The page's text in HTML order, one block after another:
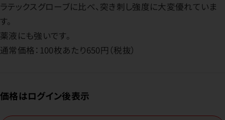
ラテックスグローブに比べ、突き刺し強度に大変優れていま
す。
薬液にも強いです。
通常価格：100枚あたり650円（税抜）
価格はログイン後表示